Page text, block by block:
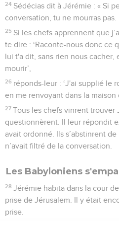
24 Sédécias dit à Jérémie : « Si
conversation, tu ne mourras pas.
25 Si les chefs apprennent que
te dire : ‘Raconte-nous donc ce
lui t'a dit, sans rien nous cacher,
mourir’,
26 réponds-leur : ‘J'ai supplié le
en me renvoyant dans la maison
27 Tous les chefs vinrent trouver
questionnèrent. Il leur répondit
avait ordonné. Ils s’abstinrent
n’avait filtré de la conversation.
Les Babyloniens
28 Jérémie habita dans la cour
prise de Jérusalem. Il y était
prise.